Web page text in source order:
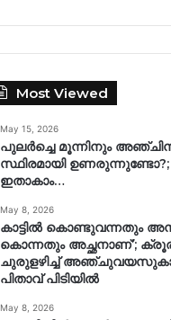
Most Viewed
May 15, 2026
പുലർച്ചെ മൂന്നിനും
സ്ഥിരമായി
ഇതാകാം…
May 8, 2026
കാട്ടിൽ കൊണ്ടുവന്നതും
കൊന്നതും അച്ഛനാണ്’;
ചുരുളഴിച്ച്
പിതാവ് പിടിയിൽ
May 8, 2026